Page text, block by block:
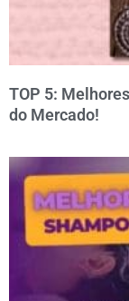
TOP 5:
do Mercado!